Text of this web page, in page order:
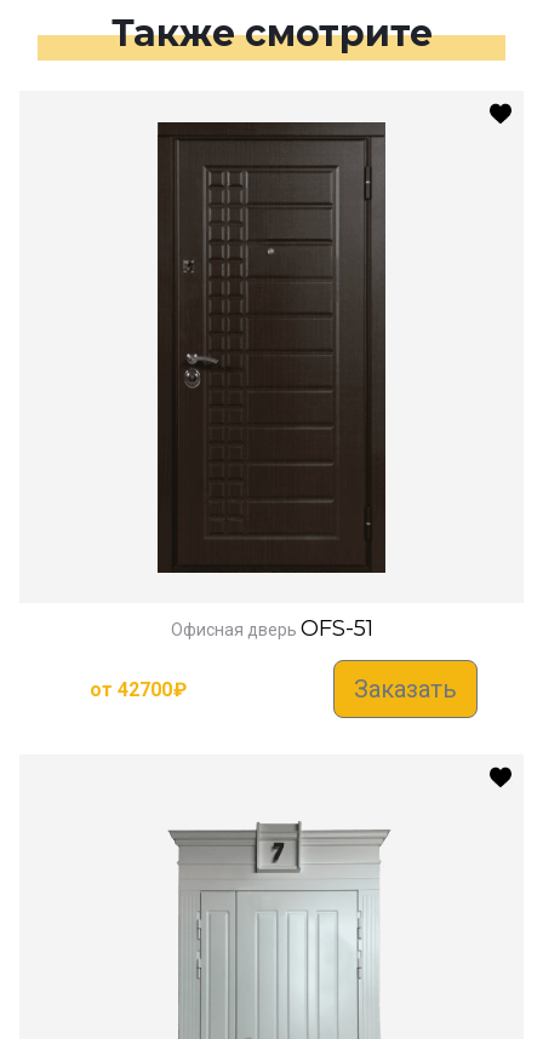
Также смотрите
Офисная дверь OFS-51
от 42700₽ Заказать